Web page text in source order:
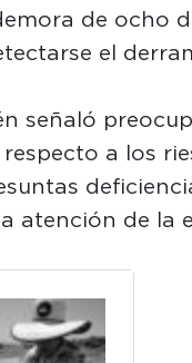
de ocho
el
señaló
a los
atención de la